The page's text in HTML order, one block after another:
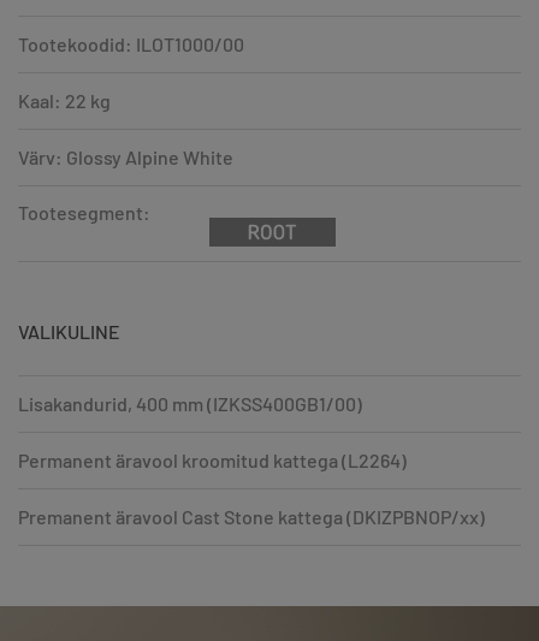
Tootekoodid: ILOT1000/00
Kaal: 22 kg
Värv: Glossy Alpine White
Tootesegment:
VALIKULINE
Lisakandurid, 400 mm (IZKSS400GB1/00)
Permanent äravool kroomitud kattega (L2264)
Premanent äravool Cast Stone kattega (DKIZPBNOP/xx)